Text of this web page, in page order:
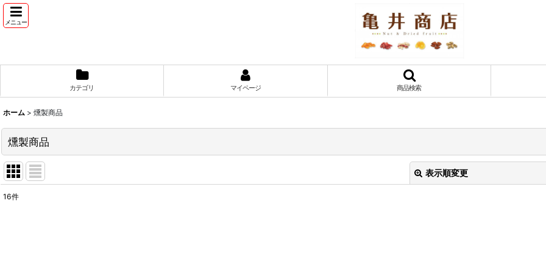
メニュー
カテゴリ マイページ 商品検索
ホーム > 燻製商品
燻製商品
表示順変更
16件